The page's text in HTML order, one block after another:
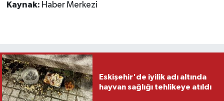
Kaynak: Haber Merkezi
Eskişehir'de iyilik adı altında
hayvan sağlığı tehlikeye atıldı